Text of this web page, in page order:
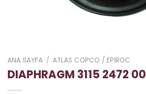
ANA SAYFA / ATLAS COPCO / EPIROC
DIAPHRAGM 3115 2472 00